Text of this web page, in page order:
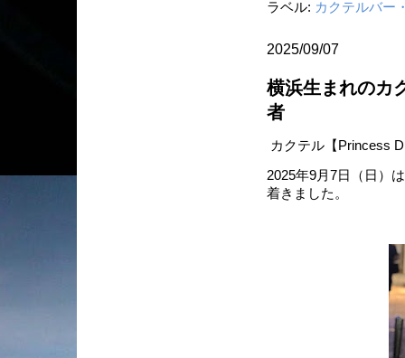
ラベル: カクテルバー
2025/09/07
横浜生まれのカ
者
カクテル【Princess
2025年9月7日（日）
着きました。